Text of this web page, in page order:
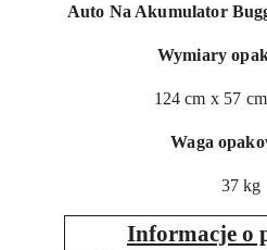
Auto Na Akumulator
Wymiary
124 cm x 57
Waga
37 kg
Informacje o